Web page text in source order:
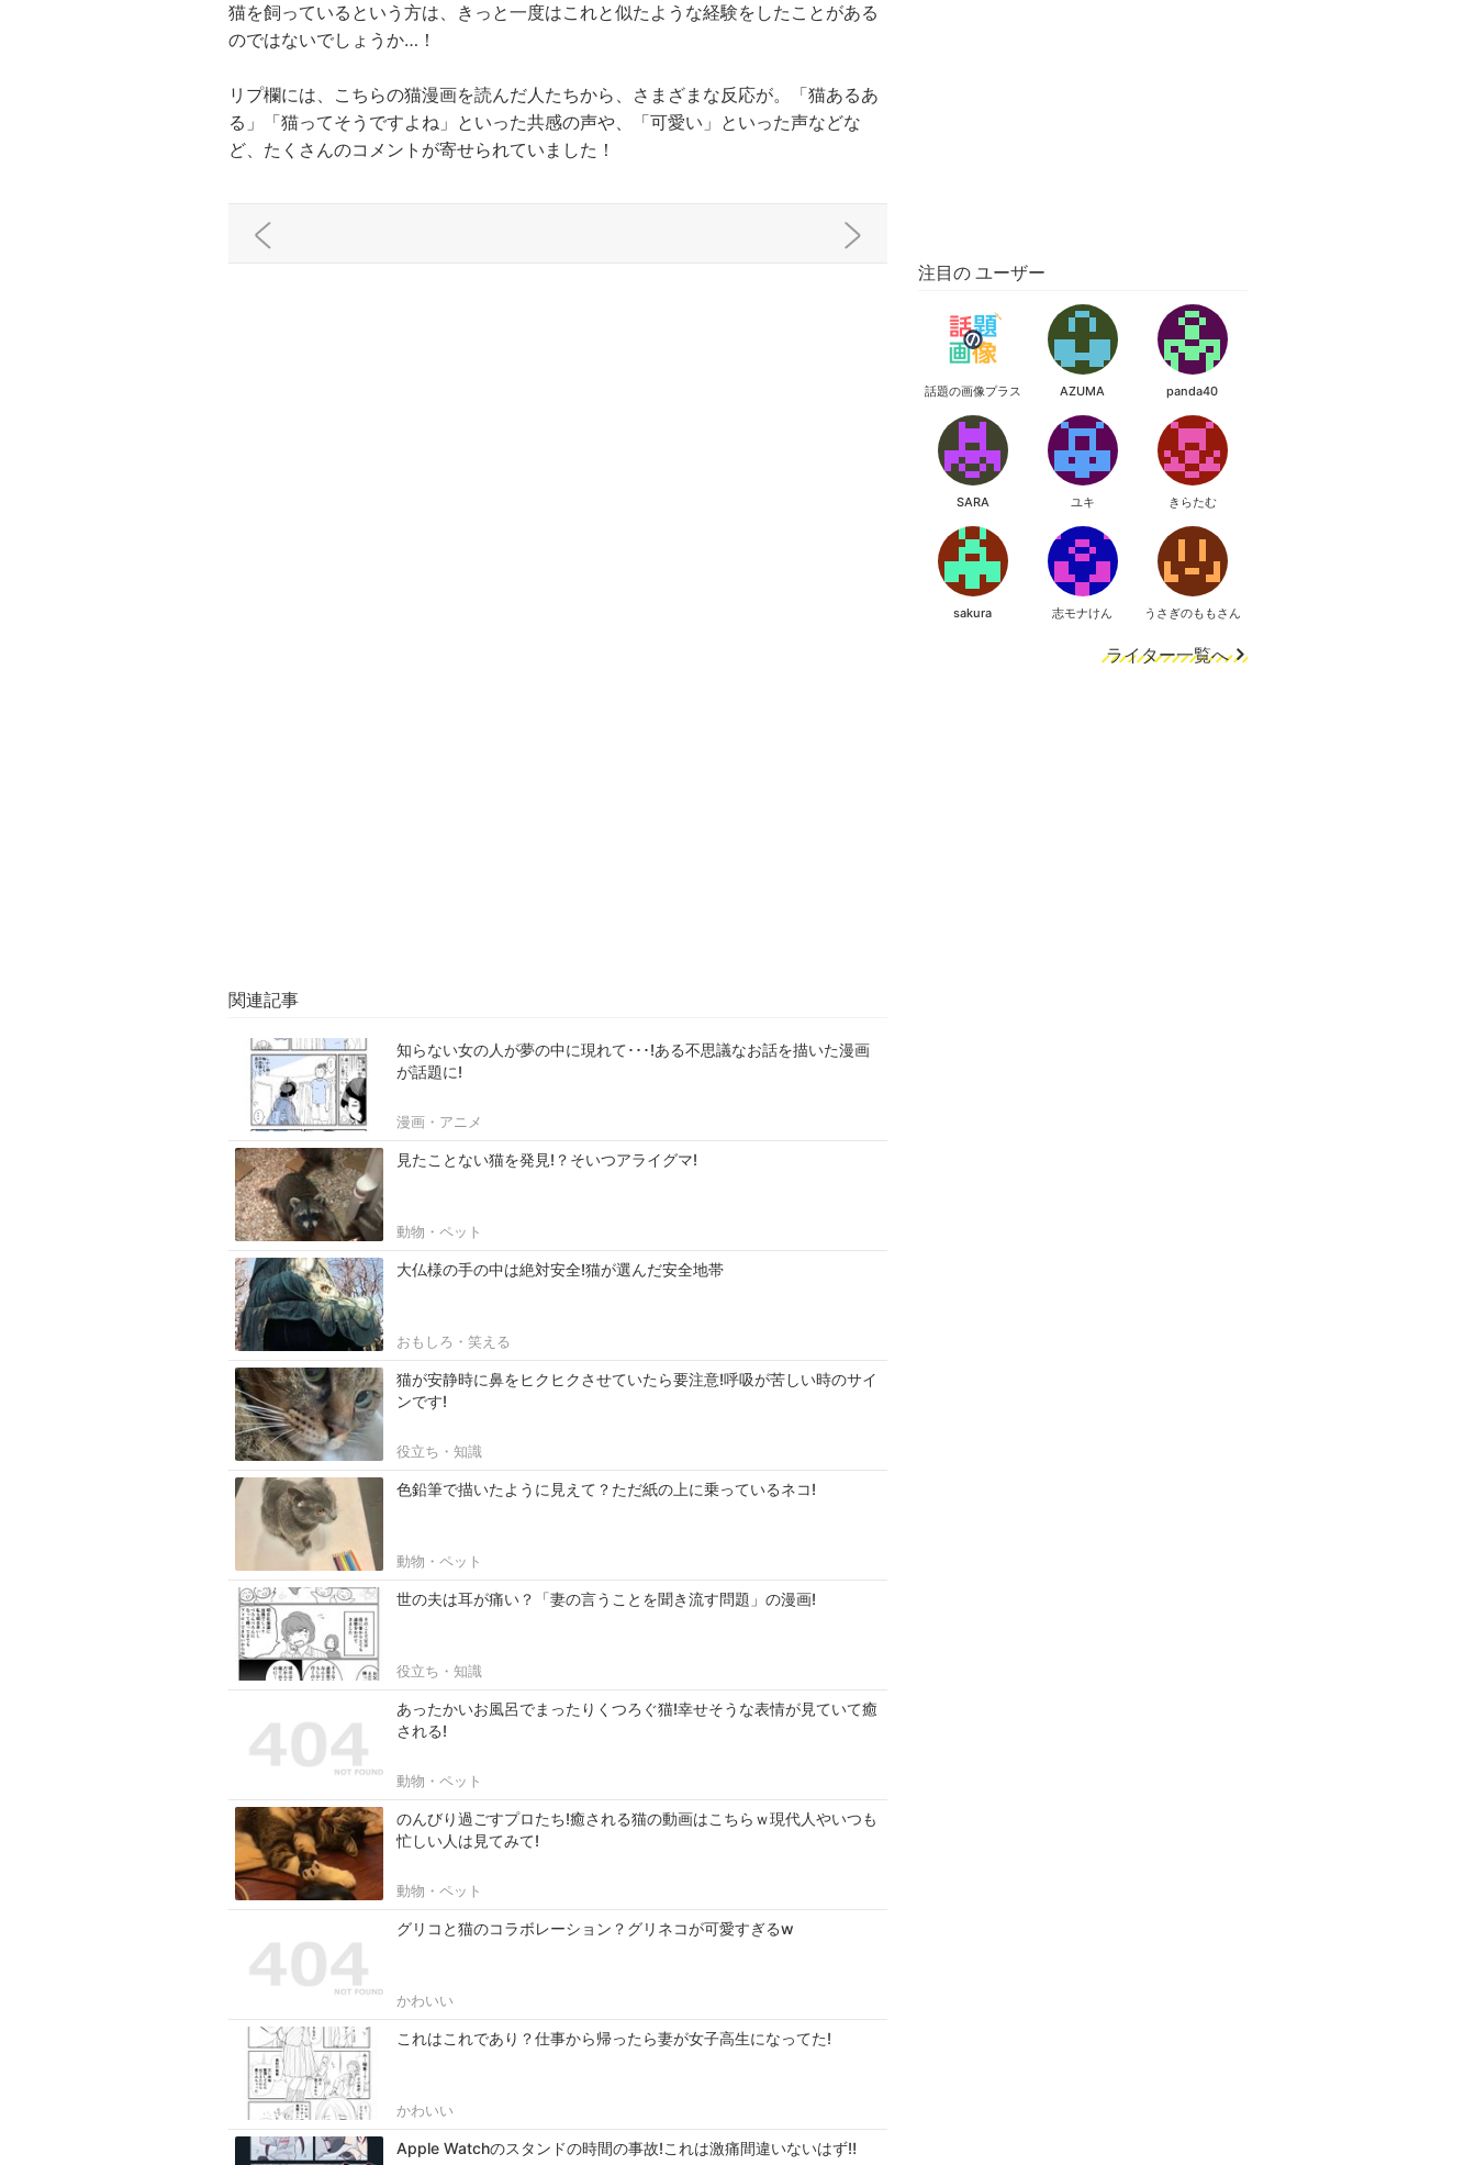
猫を飼っているという方は、きっと一度はこれと似たような経験をしたことがある
のではないでしょうか…！
リプ欄には、こちらの猫漫画を読んだ人たちから、さまざまな反応が。「猫あるあ
る」「猫ってそうですよね」といった共感の声や、「可愛い」といった声などな
ど、たくさんのコメントが寄せられていました！
関連記事
知らない女の人が夢の中に現れて･･･!ある不思議なお話を描いた漫画
が話題に!
漫画・アニメ
見たことない猫を発見!？そいつアライグマ!
動物・ペット
大仏様の手の中は絶対安全!猫が選んだ安全地帯
おもしろ・笑える
猫が安静時に鼻をヒクヒクさせていたら要注意!呼吸が苦しい時のサイ
ンです!
役立ち・知識
色鉛筆で描いたように見えて？ただ紙の上に乗っているネコ!
動物・ペット
世の夫は耳が痛い？「妻の言うことを聞き流す問題」の漫画!
役立ち・知識
あったかいお風呂でまったりくつろぐ猫!幸せそうな表情が見ていて癒
される!
動物・ペット
のんびり過ごすプロたち!癒される猫の動画はこちらｗ現代人やいつも
忙しい人は見てみて!
動物・ペット
グリコと猫のコラボレーション？グリネコが可愛すぎるw
かわいい
これはこれであり？仕事から帰ったら妻が女子高生になってた!
かわいい
Apple Watchのスタンドの時間の事故!これは激痛間違いないはず‼
注目の ユーザー
話題の画像プラス AZUMA panda40
SARA ユキ きらたむ
sakura 志モナけん うさぎのももさん
ライター一覧へ